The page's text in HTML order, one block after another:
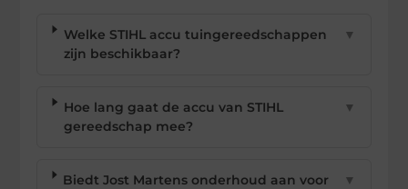
Welke STIHL accu tuingereedschappen
zijn beschikbaar?
▼
Hoe lang gaat de accu van STIHL
gereedschap mee?
▼
Biedt Jost Martens onderhoud aan voor
▼